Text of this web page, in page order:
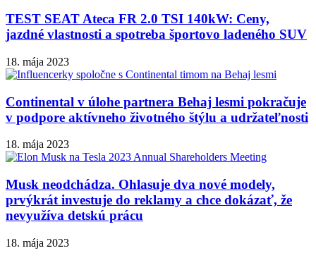
TEST SEAT Ateca FR 2.0 TSI 140kW: Ceny,
jazdné vlastnosti a spotreba športovo ladeného SUV
18. mája 2023
Continental v úlohe partnera Behaj lesmi pokračuje
v podpore aktívneho životného štýlu a udržateľnosti
18. mája 2023
Musk neodchádza. Ohlasuje dva nové modely,
prvýkrát investuje do reklamy a chce dokázať, že
nevyužíva detskú prácu
18. mája 2023